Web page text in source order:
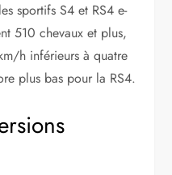
sportifs S4 et RS4 e-
510 chevaux et plus,
h inférieurs à quatre
plus bas pour la RS4.